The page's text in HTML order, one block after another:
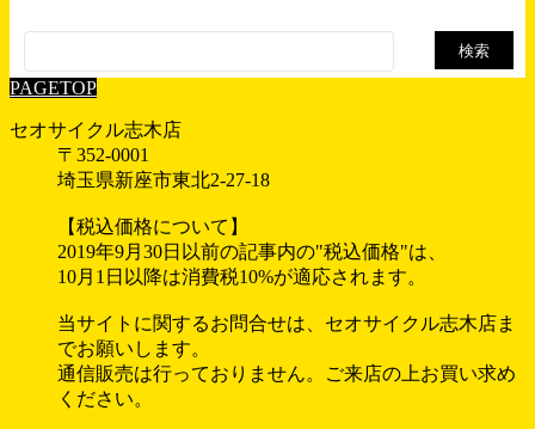
索:
PAGETOP
セオサイクル志木店
〒352-0001
埼玉県新座市東北2-27-18
【税込価格について】
2019年9月30日以前の記事内の"税込価格"は、
10月1日以降は消費税10%が適応されます。
当サイトに関するお問合せは、セオサイクル志木店ま
でお願いします。
通信販売は行っておりません。ご来店の上お買い求め
ください。